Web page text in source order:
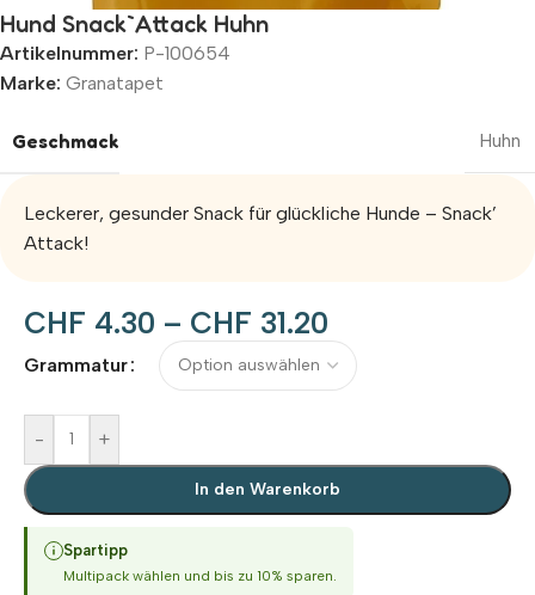
Hund Snack`Attack Huhn
Artikelnummer: P-100654
Marke: Granatapet
Geschmack Huhn
Leckerer, gesunder Snack für glückliche Hunde – Snack’
Attack!
CHF 4.30 – CHF 31.20
Grammatur
- +
In den Warenkorb
Alternative:
Spartipp
Multipack wählen und bis zu 10% sparen.